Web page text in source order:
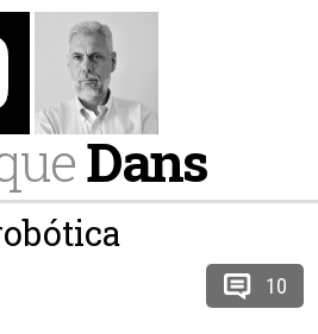
Dans
10